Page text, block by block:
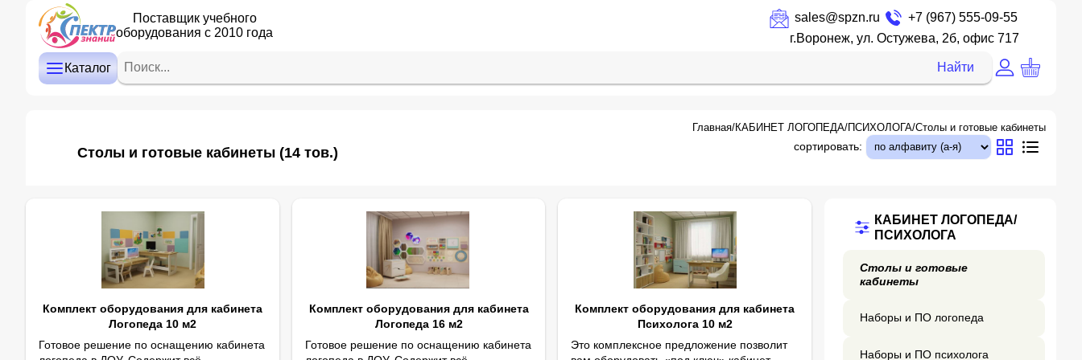
Поставщик учебного
оборудования с 2010 года
sales@spzn.ru
+7 (967) 555-09-55
г.Воронеж, ул. Остужева, 2б, офис 717
Каталог
ДЕТСКИЙ САД
НАЧАЛЬНАЯ ШКОЛА
КАБИНЕТ ЛОГОПЕДА/ПСИХОЛОГА
ПРОЕКТОРЫ, ЭКРАНЫ
Найти
Главная/КАБИНЕТ ЛОГОПЕДА/ПСИХОЛОГА/Столы и готовые кабинеты
Столы и готовые кабинеты (14 тов.) сортировать:
Комплект оборудования для кабинета
Логопеда 10 м2
Готовое решение по оснащению кабинета
Комплект оборудования для кабинета
Логопеда 16 м2
Готовое решение по оснащению кабинета
Комплект оборудования для кабинета
Психолога 10 м2
Это комплексное предложение позволит
КАБИНЕТ ЛОГОПЕДА/
ПСИХОЛОГА
Столы и готовые
кабинеты
Наборы и ПО логопеда
Наборы и ПО психолога